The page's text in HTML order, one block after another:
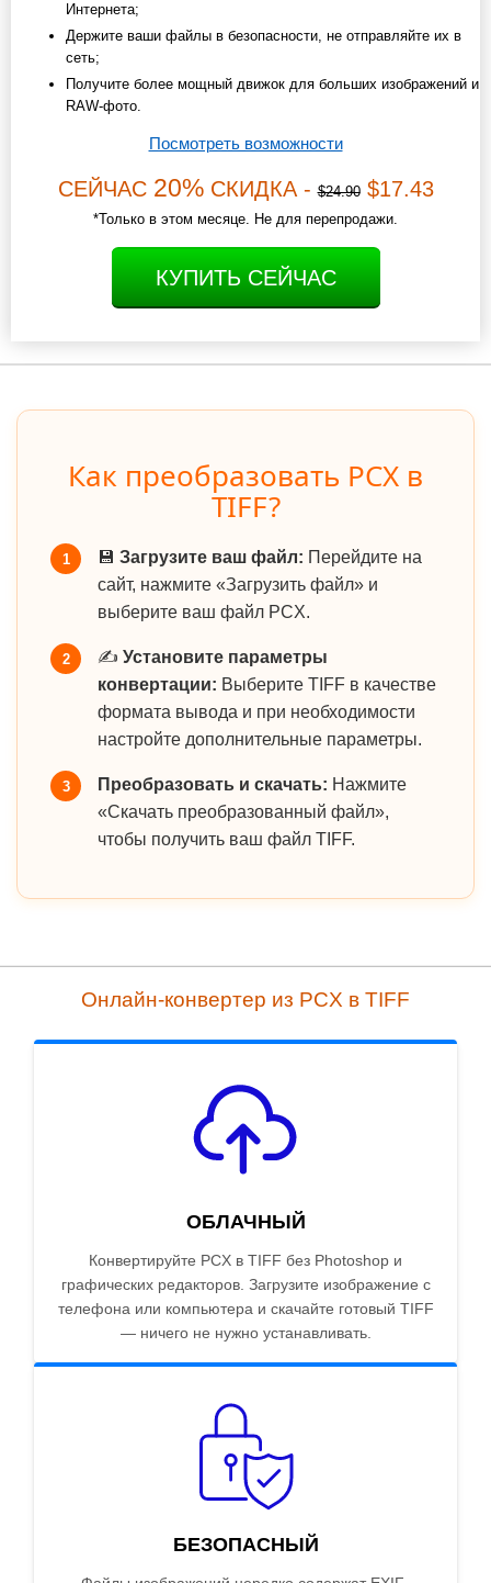
Интернета;
Держите ваши файлы в безопасности, не отправляйте их в
сеть;
Получите более мощный движок для больших изображений и
RAW-фото.
Посмотреть возможности
СЕЙЧАС 20%СКИДКА -$24.90$17.43
*Только в этом месяце. Не для перепродажи.
КУПИТЬ СЕЙЧАС
Как преобразовать PCX в
TIFF?
1 💾 Загрузите ваш файл: Перейдите на
сайт, нажмите «Загрузить файл» и
выберите ваш файл PCX.
2 ✍️ Установите параметры
конвертации: Выберите TIFF в качестве
формата вывода и при необходимости
настройте дополнительные параметры.
3 Преобразовать и скачать: Нажмите
«Скачать преобразованный файл»,
чтобы получить ваш файл TIFF.
Онлайн-конвертер из PCX в TIFF
ОБЛАЧНЫЙ
Конвертируйте PCX в TIFF без Photoshop и
графических редакторов. Загрузите изображение с
телефона или компьютера и скачайте готовый TIFF
— ничего не нужно устанавливать.
БЕЗОПАСНЫЙ